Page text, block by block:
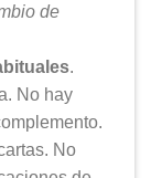
de
.
No hay
No